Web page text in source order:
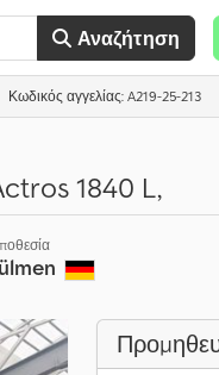
Αναζήτηση
Κωδικός αγγελίας: A219-25-213
1840 L,